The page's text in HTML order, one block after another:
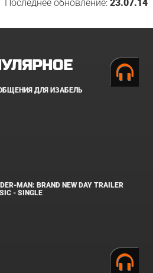
Последнее обновление:23.07.14
ДЛЯ ИЗАБЕЛЬ
MAN: BRAND NEW DAY TRAILER
- SINGLE